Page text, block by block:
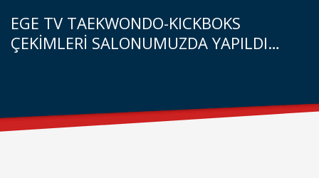
EGE TV TAEKWONDO-KICKBOKS
ÇEKİMLERİ SALONUMUZDA YAPILDI…